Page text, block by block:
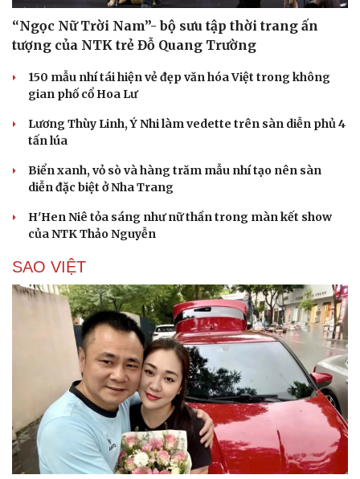
Cải chính
“Ngọc Nữ Trời Nam”- bộ sưu tập thời trang ấn
tượng của NTK trẻ Đỗ Quang Trường
150 mẫu nhí tái hiện vẻ đẹp văn hóa Việt trong không
gian phố cổ Hoa Lư
Lương Thùy Linh, Ý Nhi làm vedette trên sàn diễn phủ 4
tấn lúa
Biển xanh, vỏ sò và hàng trăm mẫu nhí tạo nên sàn
diễn đặc biệt ở Nha Trang
H'Hen Niê tỏa sáng như nữ thần trong màn kết show
của NTK Thảo Nguyễn
SAO VIỆT